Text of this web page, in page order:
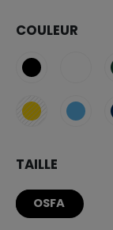
COULEUR
TAILLE
OSFA